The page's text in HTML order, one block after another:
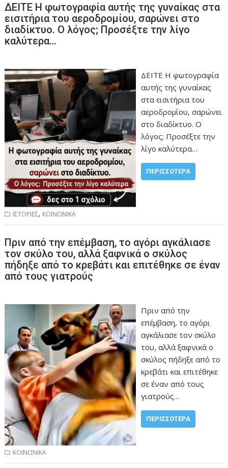
ΔΕΙΤΕ Η φωτογραφία αυτής της γυναίκας στα
εισιτήρια του αεροδρομίου, σαρώνει στο
διαδίκτυο. Ο λόγος; Προσέξτε την λίγο
καλύτερα…
ΔΕΙΤΕ Η φωτογραφία
αυτής της γυναίκας
στα εισιτήρια του
αεροδρομίου, σαρώνει
στο διαδίκτυο. Ο
λόγος; Προσέξτε την
λίγο καλύτερα…
ΠΕΡΙΣΣΌΤΕΡΑ
ΙΣΤΟΡΙΕΣ, ΚΟΙΝΩΝΙΚΑ
Πριν από την επέμβαση, το αγόρι αγκάλιασε
τον σκύλο του, αλλά ξαφνικά ο σκύλος
πήδηξε από το κρεβάτι και επιτέθηκε σε έναν
από τους γιατρούς
Πριν από την
επέμβαση, το αγόρι
αγκάλιασε τον σκύλο
του, αλλά ξαφνικά ο
σκύλος πήδηξε από το
κρεβάτι και επιτέθηκε
σε έναν από τους
γιατρούς…
ΠΕΡΙΣΣΌΤΕΡΑ
ΚΟΙΝΩΝΙΚΑ